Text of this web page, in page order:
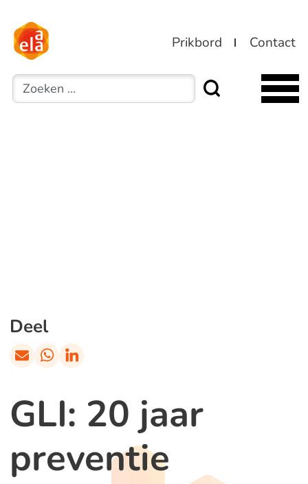
Prikbord Contact
Zoeken
GLI: 20 jaar
preventie
Deel